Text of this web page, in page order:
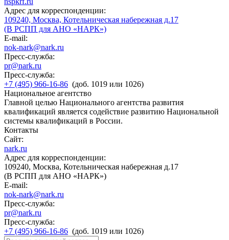
Адрес для корреспонденции:
109240, Москва, Котельническая набережная д.17
(В РСПП для АНО «НАРК»)
E-mail:
nok-nark@nark.ru
Пресс-служба:
pr@nark.ru
Пресс-служба:
+7 (495) 966-16-86 (доб. 1019 или 1026)
Национальное агентство
Главной целью Национального агентства развития
квалификаций является содействие развитию Национальной
системы квалификаций в России.
Контакты
Сайт:
nark.ru
Адрес для корреспонденции:
109240, Москва, Котельническая набережная д.17
(В РСПП для АНО «НАРК»)
E-mail:
nok-nark@nark.ru
Пресс-служба:
pr@nark.ru
Пресс-служба:
+7 (495) 966-16-86 (доб. 1019 или 1026)